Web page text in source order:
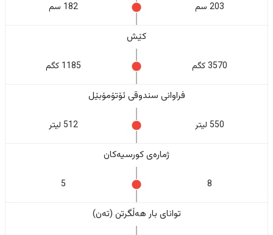
203 سم 182 سم
کێش
3570 کگم 1185 کگم
فراوانی سندوقی ئۆتۆمۆبێل
550 لیتر 512 لیتر
ژمارەی کورسیەکان
8
5
تواناى بار هەڵگرتن (تەن)